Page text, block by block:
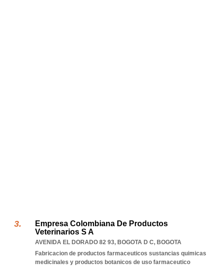
Empresa Colombiana De Productos
Veterinarios S A
AVENIDA EL DORADO 82 93, BOGOTA D C, BOGOTA
Fabricacion de productos farmaceuticos sustancias quimicas
medicinales y productos botanicos de uso farmaceutico